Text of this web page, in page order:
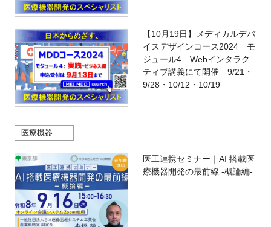
【10月19日】メディカルデバ
イスデザインコース2024 モ
ジュール4 Webインタラク
ティブ講義にて開催 9/21・
9/28・10/12・10/19
医療機器
医工連携セミナー｜AI 搭載医
療機器開発の最前線 -概論編-